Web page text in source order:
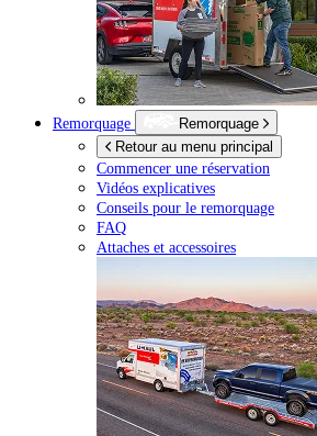
Remorquage
Remorquage
Retour au menu principal
Commencer une réservation
Vidéos explicatives
Conseils pour le remorquage
FAQ
Attaches et accessoires